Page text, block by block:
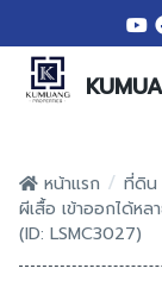
หน้าแรก / ที่ดิน
ผีเสื้อ เข้าออกได้ห
(ID: LSMC3027)